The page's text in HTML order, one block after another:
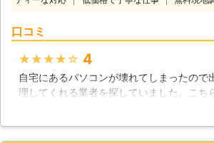
よりも低価格な
きますので、不
一度ご連絡くだ
も無料で承って
動しなくなる場
ルの原因を突き
いものですが、
口コミ
★★★★★ 4
自宅にあるパソコンが壊れてしまったので
理してくれる業者を探していました。こち
日24時間対応してくれるということやサ